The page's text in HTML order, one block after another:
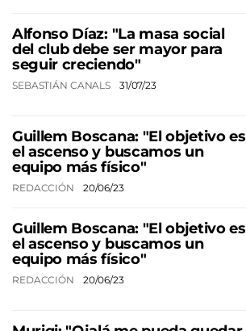
Alfonso Díaz: "La masa social
del club debe ser mayor para
seguir creciendo"
SEBASTIÁN CANALS 31/07/23
Guillem Boscana: "El objetivo es
el ascenso y buscamos un
equipo más físico"
REDACCIÓN 20/06/23
Guillem Boscana: "El objetivo es
el ascenso y buscamos un
equipo más físico"
REDACCIÓN 20/06/23